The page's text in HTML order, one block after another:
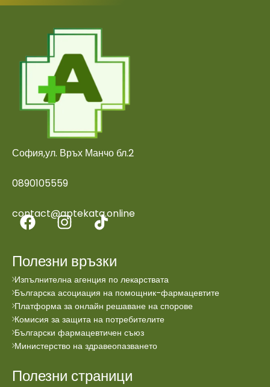
София,ул. Връх Манчо бл.2
0890105559
contact@aptekata.online
Полезни връзки
Изпълнителна агенция по лекарствата
Българска асоциация на помощник-фармацевтите
Платформа за онлайн решаване на спорове
Комисия за защита на потребителите
Български фармацевтичен съюз
Министерство на здравеопазването
Полезни страници